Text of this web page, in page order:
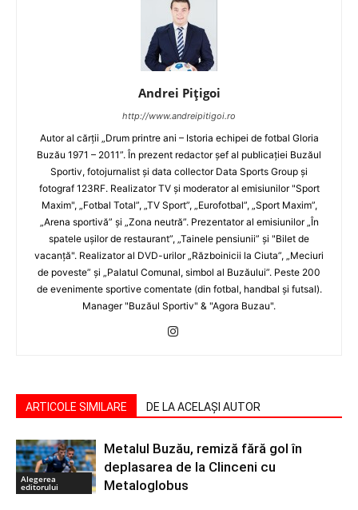
Andrei Pițigoi
http://www.andreipitigoi.ro
Autor al cărţii „Drum printre ani – Istoria echipei de fotbal Gloria
Buzău 1971 – 2011”. În prezent redactor şef al publicaţiei Buzăul
Sportiv, fotojurnalist şi data collector Data Sports Group şi
fotograf 123RF. Realizator TV şi moderator al emisiunilor "Sport
Maxim", „Fotbal Total”, „TV Sport”, „Eurofotbal”, „Sport Maxim”,
„Arena sportivă” şi „Zona neutră”. Prezentator al emisiunilor „În
spatele uşilor de restaurant”, „Tainele pensiunii” şi "Bilet de
vacanţă". Realizator al DVD-urilor „Războinicii la Ciuta”, „Meciuri
de poveste” şi „Palatul Comunal, simbol al Buzăului”. Peste 200
de evenimente sportive comentate (din fotbal, handbal şi futsal).
Manager "Buzăul Sportiv" & "Agora Buzau".
ARTICOLE SIMILARE DE LA ACELAȘI AUTOR
Alegerea
editorului
Metalul Buzău, remiză fără gol în
deplasarea de la Clinceni cu
Metaloglobus